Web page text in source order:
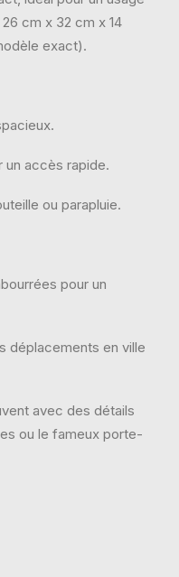
cm x 32 cm x 14
exact).
un accès rapide.
ou parapluie.
pour un
déplacements en ville
avec des détails
ou le fameux porte-